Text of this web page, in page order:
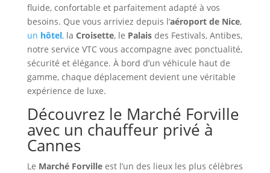
fluide, confortable et parfaitement adapté à vos
besoins. Que vous arriviez depuis l’aéroport de Nice,
un hôtel,la Croisette, le Palaisdes Festivals, Antibes,
notre service VTC vous accompagne avec ponctualité,
sécurité et élégance. À bord d’un véhicule haut de
gamme, chaque déplacement devient une véritable
expérience de luxe.
Découvrez le Marché Forville
avec un chauffeur privé à
Cannes
Le Marché Forvilleest l’un des lieux les plus célèbres